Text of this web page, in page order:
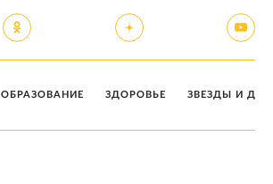
ОБРАЗОВАНИЕ ЗДОРОВЬЕ ЗВЕЗДЫ И